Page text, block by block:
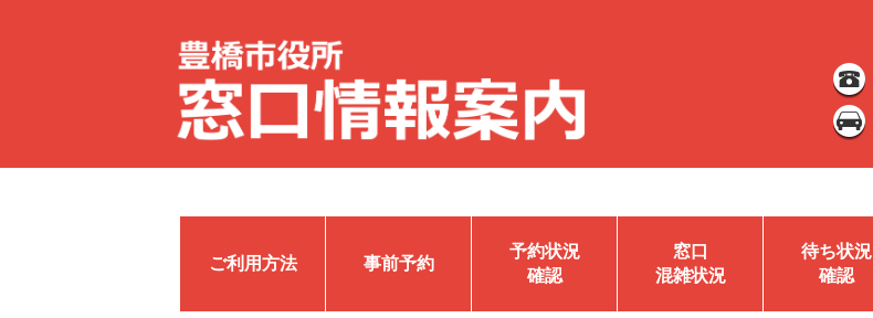
ご利用方法 事前予約
予約状況
確認
窓口
混雑状況
待ち状況
確認